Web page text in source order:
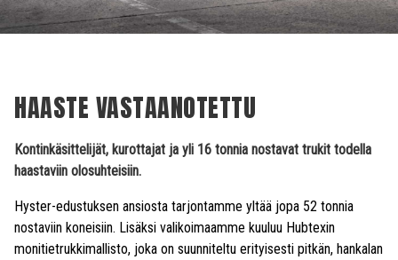
HAASTE VASTAANOTETTU
Kontinkäsittelijät, kurottajat ja yli 16 tonnia nostavat trukit todella
haastaviin olosuhteisiin.
Hyster-edustuksen ansiosta tarjontamme yltää jopa 52 tonnia
nostaviin koneisiin. Lisäksi valikoimaamme kuuluu Hubtexin
monitietrukkimallisto, joka on suunniteltu erityisesti pitkän, hankalan